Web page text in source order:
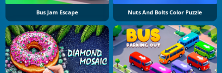
Bus Jam Escape Nuts And Bolts Color Puzzle